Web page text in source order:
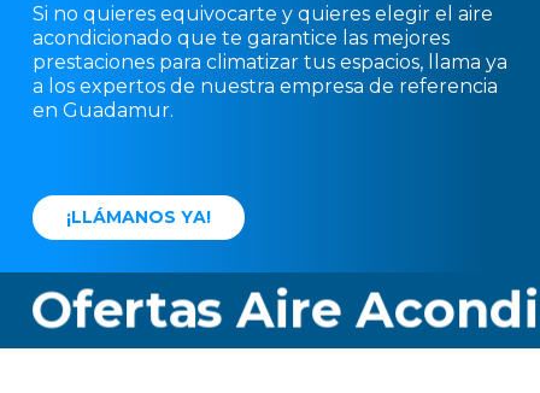
Si no quieres equivocarte y quieres elegir el aire
acondicionado que te garantice las mejores
prestaciones para climatizar tus espacios, llama ya
a los expertos de nuestra empresa de referencia
en Guadamur.
¡LLÁMANOS YA!
Aire